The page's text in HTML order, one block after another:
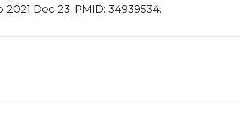
2021 Dec 23. PMID: 34939534.